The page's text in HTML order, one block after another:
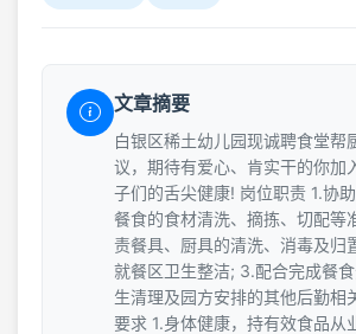
文章摘要
白银区稀土幼儿园现诚聘食堂帮
议，期待有爱心、肯实干的你加
子们的舌尖健康! 岗位职责 1.协
餐食的食材清洗、摘拣、切配等
责餐具、厨具的清洗、消毒及归
就餐区卫生整洁; 3.配合完成餐
生清理及园方安排的其他后勤相
要求 1.身体健康，持有效食品从